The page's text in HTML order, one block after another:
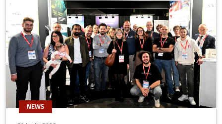
NEWS